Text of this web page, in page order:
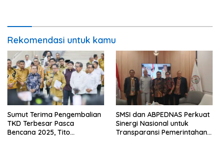
Rekomendasi untuk kamu
Sumut Terima Pengembalian
TKD Terbesar Pasca
Bencana 2025, Tito
SMSI dan ABPEDNAS Perkuat
Sinergi Nasional untuk
Transparansi Pemerintahan